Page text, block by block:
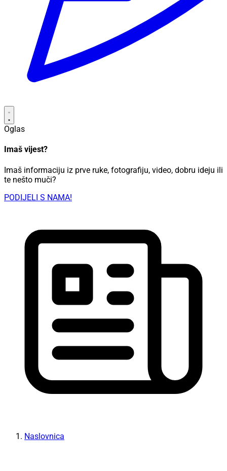
Oglas
Imaš vijest?
Imaš informaciju iz prve ruke, fotografiju, video, dobru ideju ili
te nešto muči?
PODIJELI S NAMA!
Naslovnica